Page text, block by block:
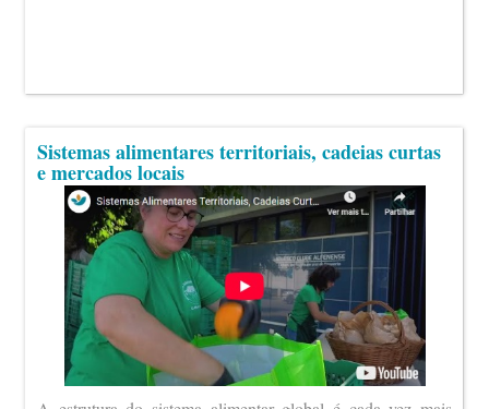
Sistemas alimentares territoriais, cadeias curtas
e mercados locais